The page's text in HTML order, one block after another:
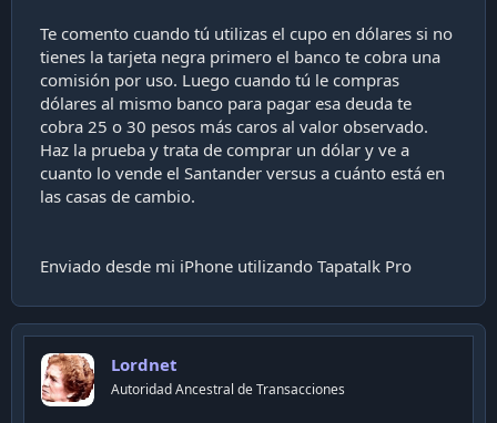
Te comento cuando tú utilizas el cupo en dólares si no
tienes la tarjeta negra primero el banco te cobra una
comisión por uso. Luego cuando tú le compras
dólares al mismo banco para pagar esa deuda te
cobra 25 o 30 pesos más caros al valor observado.
Haz la prueba y trata de comprar un dólar y ve a
cuanto lo vende el Santander versus a cuánto está en
las casas de cambio.
Enviado desde mi iPhone utilizando Tapatalk Pro
Lordnet
Autoridad Ancestral de Transacciones